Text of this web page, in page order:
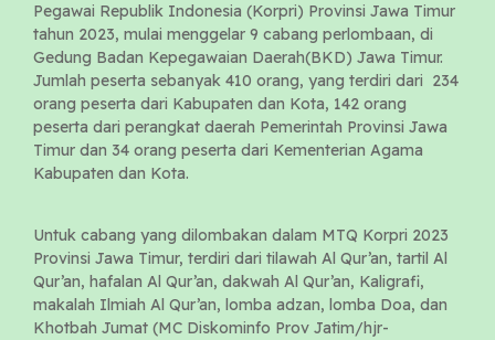
Pegawai Republik Indonesia (Korpri) Provinsi Jawa Timur
tahun 2023, mulai menggelar 9 cabang perlombaan, di
Gedung Badan Kepegawaian Daerah(BKD) Jawa Timur.
Jumlah peserta sebanyak 410 orang, yang terdiri dari 234
orang peserta dari Kabupaten dan Kota, 142 orang
peserta dari perangkat daerah Pemerintah Provinsi Jawa
Timur dan 34 orang peserta dari Kementerian Agama
Kabupaten dan Kota.
Untuk cabang yang dilombakan dalam MTQ Korpri 2023
Provinsi Jawa Timur, terdiri dari tilawah Al Qur’an, tartil Al
Qur’an, hafalan Al Qur’an, dakwah Al Qur’an, Kaligrafi,
makalah Ilmiah Al Qur’an, lomba adzan, lomba Doa, dan
Khotbah Jumat (MC Diskominfo Prov Jatim/hjr-